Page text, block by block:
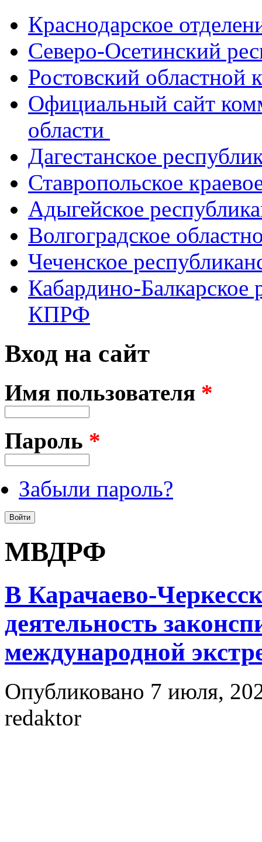
Краснодарское
Северо-Осетинский
Ростовский
Официальный сайт
области
Дагестанское
Ставропольское
Адыгейское
Волгоградское
Чеченское
Кабардино-Балкарское
КПРФ
Вход на сайт
Имя пользователя *
Пароль *
Забыли пароль?
МВДРФ
В Карачаево-
деятельность
международной
Опубликовано 7 июля,
redaktor